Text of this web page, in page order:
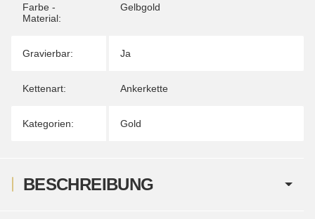
Farbe -
Material:
Gelbgold
Gravierbar: Ja
Kettenart: Ankerkette
Kategorien: Gold
BESCHREIBUNG